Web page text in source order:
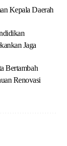
Kepala Daerah
Jaga
Bertambah
Renovasi